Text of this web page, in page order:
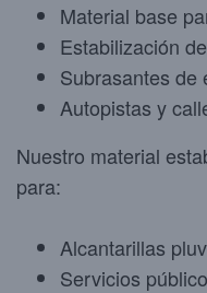
Material base
Estabilización
Subrasantes de
Autopistas y
Nuestro material
para:
Alcantarillas
Servicios